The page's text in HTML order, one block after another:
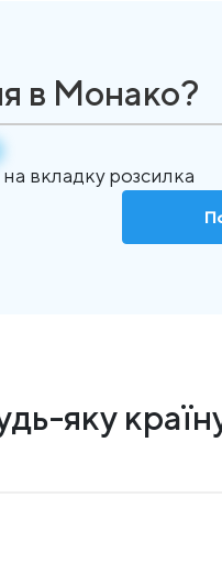
в Монако?
вкладку розсилка
яку